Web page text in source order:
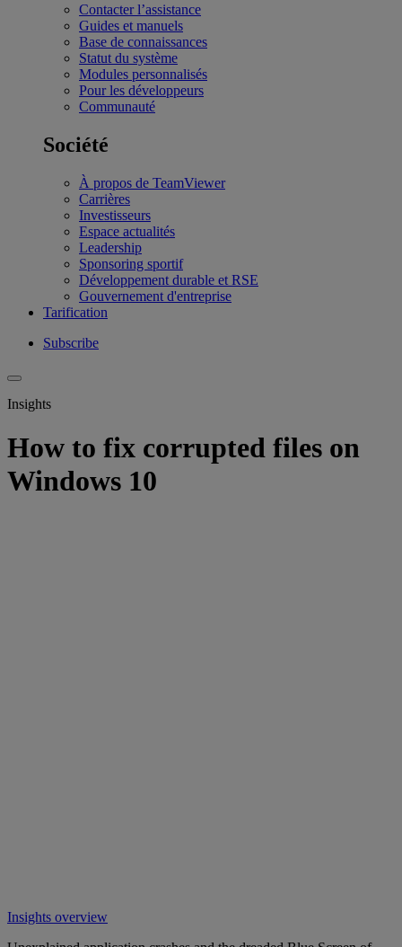
Contacter l’assistance
Guides et manuels
Base de connaissances
Statut du système
Modules personnalisés
Pour les développeurs
Communauté
Société
À propos de TeamViewer
Carrières
Investisseurs
Espace actualités
Leadership
Sponsoring sportif
Développement durable et RSE
Gouvernement d'entreprise
Tarification
Subscribe
Insights
How to fix corrupted files on
Windows 10
Insights overview